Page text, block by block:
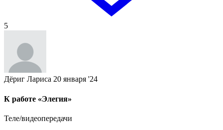
5
Дёриг Лариса 20 января '24
К работе «Элегия»
Теле/видеопередачи